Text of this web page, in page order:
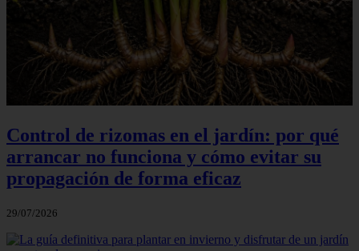
Control de rizomas en el jardín: por qué
arrancar no funciona y cómo evitar su
propagación de forma eficaz
29/07/2026